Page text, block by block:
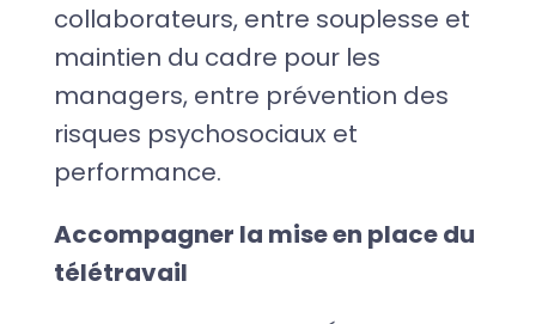
collaborateurs, entre souplesse et
maintien du cadre pour les
managers, entre prévention des
risques psychosociaux et
performance.
Accompagner la mise en place du
télétravail